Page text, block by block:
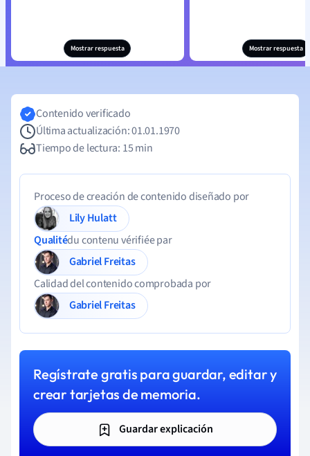
Mostrar respuesta Mostrar respuesta
Contenido verificado
Última actualización: 01.01.1970
Tiempo de lectura: 15 min
Proceso de creación de contenido diseñado por
Lily Hulatt
Qualitédu contenu vérifiée par
Gabriel Freitas
Calidad del contenido comprobada por
Gabriel Freitas
Regístrate gratis para guardar, editar y
crear tarjetas de memoria.
Guardar explicación